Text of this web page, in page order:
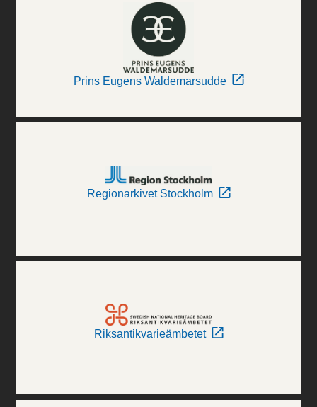
Prins Eugens Waldemarsudde
Regionarkivet Stockholm
Riksantikvarieämbetet